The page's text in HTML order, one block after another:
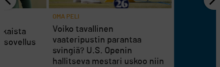
OMA PELI
Voiko tavallinen
vaateripustin parantaa
svingiä? U.S. Openin
hallitseva mestari uskoo niin